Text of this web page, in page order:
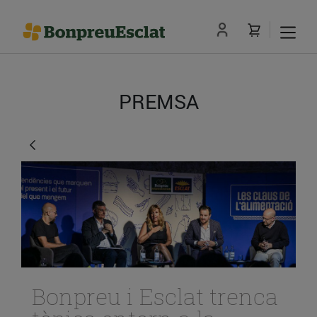
PREMSA
Bonpreu i Esclat trenca